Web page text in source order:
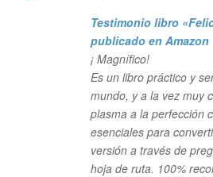
Testimonio libro
publicado en Amazon
¡ Magnífico!
Es un libro práctico y
mundo, y a la vez muy
plasma a la perfección
esenciales para
versión a través de
hoja de ruta. 100%